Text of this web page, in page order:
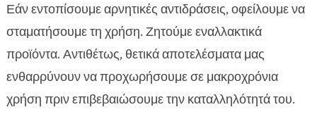
Εάν εντοπίσουμε αρνητικές αντιδράσεις, οφείλουμε να
σταματήσουμε τη χρήση. Ζητούμε εναλλακτικά
προϊόντα. Αντιθέτως, θετικά αποτελέσματα μας
ενθαρρύνουν να προχωρήσουμε σε μακροχρόνια
χρήση πριν επιβεβαιώσουμε την καταλληλότητά του.